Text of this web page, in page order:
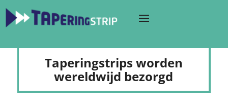
Taperingstrips worden
wereldwijd bezorgd